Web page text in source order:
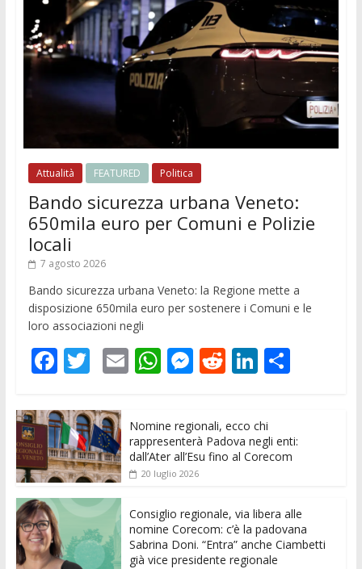
Attualità FEATURED Politica
Bando sicurezza urbana Veneto:
650mila euro per Comuni e Polizie
locali
7 agosto 2026
Bando sicurezza urbana Veneto: la Regione mette a
disposizione 650mila euro per sostenere i Comuni e le
loro associazioni negli
F
e
b
o
o
k
T
itt
er
E
l
W
s
A
p
p
M
ss
e
n
er
R
di
t
Li
k
e
dI
C
di
vi
Nomine regionali, ecco chi
rappresenterà Padova negli enti:
dall’Ater all’Esu fino al Corecom
20 luglio 2026
Consiglio regionale, via libera alle
nomine Corecom: c’è la padovana
Sabrina Doni. “Entra” anche Ciambetti
già vice presidente regionale